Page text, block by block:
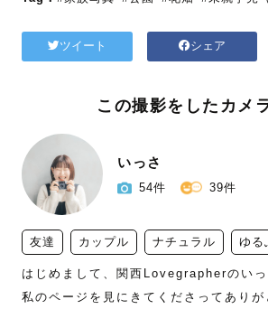
ツイート シェア
この撮影をしたカメ
いっさ
54件 39件
友達 カップル ナチュラル ゆる
はじめまして、関西Lovegrapherのいっ
私のページを見にきてくださってありが